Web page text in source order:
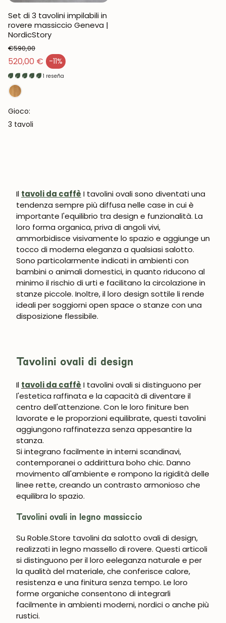
Set di 3 tavolini impilabili in
rovere massiccio Geneva |
NordicStory
520,00 € -11%
Prezzo di vendita
Prezzo normale
€590,00
1 reseña
Gioco:
3 tavoli
Il tavoli da caffè I tavolini ovali sono diventati una
tendenza sempre più diffusa nelle case in cui è
importante l'equilibrio tra design e funzionalità. La
loro forma organica, priva di angoli vivi,
ammorbidisce visivamente lo spazio e aggiunge un
tocco di moderna eleganza a qualsiasi salotto.
Sono particolarmente indicati in ambienti con
bambini o animali domestici, in quanto riducono al
minimo il rischio di urti e facilitano la circolazione in
stanze piccole. Inoltre, il loro design sottile li rende
ideali per soggiorni open space o stanze con una
disposizione flessibile.
Tavolini ovali di design
Il tavoli da caffè I tavolini ovali si distinguono per
l'estetica raffinata e la capacità di diventare il
centro dell'attenzione. Con le loro finiture ben
lavorate e le proporzioni equilibrate, questi tavolini
aggiungono raffinatezza senza appesantire la
stanza.
Si integrano facilmente in interni scandinavi,
contemporanei o addirittura boho chic. Danno
movimento all'ambiente e rompono la rigidità delle
linee rette, creando un contrasto armonioso che
equilibra lo spazio.
Tavolini ovali in legno massiccio
Su Roble.Store tavolini da salotto ovali di design,
realizzati in legno massello di rovere. Questi articoli
si distinguono per il loro eeleganza naturale e per
la qualità del materiale, che conferisce calore,
resistenza e una finitura senza tempo. Le loro
forme organiche consentono di integrarli
facilmente in ambienti moderni, nordici o anche più
rustici.